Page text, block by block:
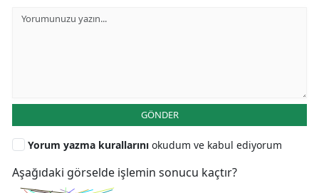
GÖNDER
Yorum yazma kurallarını okudum ve kabul ediyorum
Aşağıdaki görselde işlemin sonucu kaçtır?